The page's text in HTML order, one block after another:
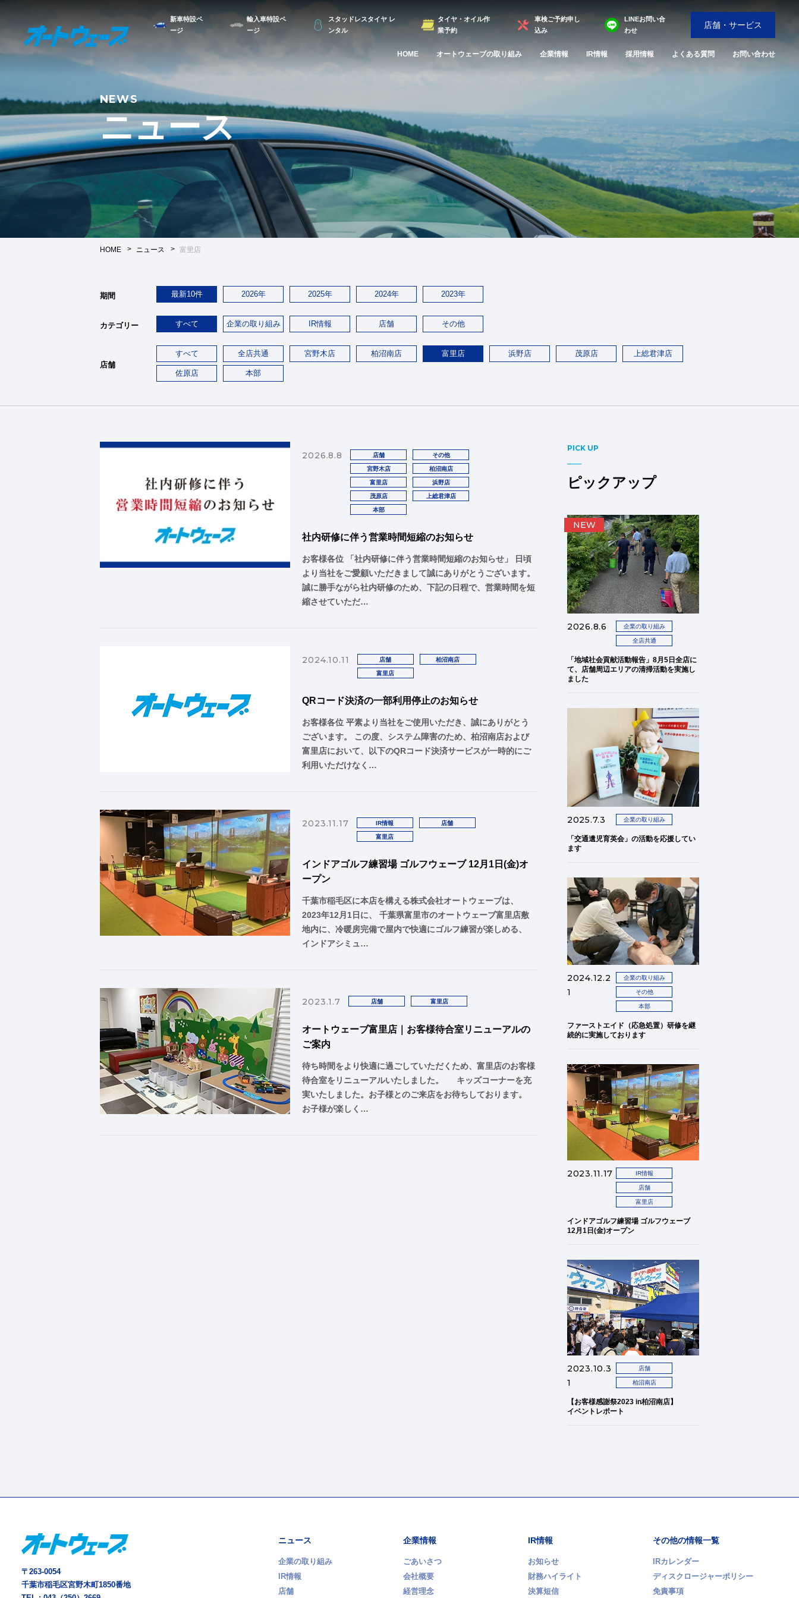
新車特設ペ
ージ
輸入車特設ペ
ージ
スタッドレスタイヤ レ
ンタル
タイヤ・オイル作
業予約
車検ご予約申し
込み
LINEお問い合
わせ
店舗・サービス
HOME オートウェーブの取り組み 企業情報 IR情報 採用情報 よくある質問 お問い合わせ
NEWS
ニュース
HOME ニュース 富里店
期間 最新10件 2026年 2025年 2024年 2023年
カテゴリー すべて 企業の取り組み IR情報 店舗 その他
店舗
すべて 全店共通 宮野木店 柏沼南店 富里店 浜野店 茂原店 上総君津店
佐原店 本部
2026.8.8 店舗 その他
宮野木店 柏沼南店
富里店 浜野店
茂原店 上総君津店
本部
社内研修に伴う営業時間短縮のお知らせ
お客様各位 「社内研修に伴う営業時間短縮のお知らせ」 日頃
より当社をご愛顧いただきまして誠にありがとうございます。
誠に勝手ながら社内研修のため、下記の日程で、営業時間を短
縮させていただ…
2024.10.11 店舗 柏沼南店
富里店
QRコード決済の一部利用停止のお知らせ
お客様各位 平素より当社をご使用いただき、誠にありがとう
ございます。 この度、システム障害のため、柏沼南店および
富里店において、以下のQRコード決済サービスが一時的にご
利用いただけなく…
2023.11.17 IR情報 店舗
富里店
インドアゴルフ練習場 ゴルフウェーブ 12月1日(金)オ
ープン
千葉市稲毛区に本店を構える株式会社オートウェーブは、
2023年12月1日に、 千葉県富里市のオートウェーブ富里店敷
地内に、冷暖房完備で屋内で快適にゴルフ練習が楽しめる、
インドアシミュ…
2023.1.7 店舗 富里店
オートウェーブ富里店｜お客様待合室リニューアルの
ご案内
待ち時間をより快適に過ごしていただくため、富里店のお客様
待合室をリニューアルいたしました。 キッズコーナーを充
実いたしました。お子様とのご来店をお待ちしております。
お子様が楽しく…
PICK UP
ピックアップ
2026.8.6 企業の取り組み
全店共通
「地域社会貢献活動報告」8月5日全店に
て、店舗周辺エリアの清掃活動を実施し
ました
NEW
2025.7.3 企業の取り組み
「交通遺児育英会」の活動を応援してい
ます
2024.12.2
1
企業の取り組み
その他
本部
ファーストエイド（応急処置）研修を継
続的に実施しております
2023.11.17 IR情報
店舗
富里店
インドアゴルフ練習場 ゴルフウェーブ
12月1日(金)オープン
2023.10.3
1
店舗
柏沼南店
【お客様感謝祭2023 in柏沼南店】
イベントレポート
〒263-0054
千葉市稲毛区宮野木町1850番地
ニュース
企業の取り組み
IR情報
店舗
企業情報
ごあいさつ
会社概要
経営理念
IR情報
お知らせ
財務ハイライト
決算短信
その他の情報一覧
IRカレンダー
ディスクロージャーポリシー
免責事項